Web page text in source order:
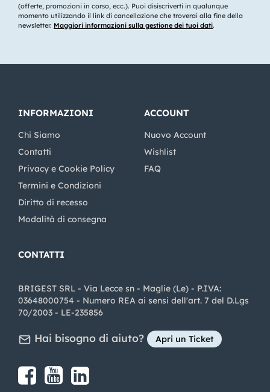
(offerte, promozioni in corso, ecc.). Puoi disiscriverti in qualunque
momento utilizzando il link di cancellazione che troverai alla fine della
newsletter. Maggiori informazioni sulla gestione dei tuoi dati.
INFORMAZIONI
Chi Siamo
Contatti
Privacy e Cookie Policy
Termini e Condizioni
Diritto di recesso
Modalità di consegna
ACCOUNT
Nuovo Account
Wishlist
FAQ
CONTATTI
BRIGEST SRL - Via Lecce sn - Maglie (Le) - P.IVA:
03648000754 - Numero REA ai sensi dell'art. 7 del D.Lgs
70/2003 - LE-235856
Hai bisogno di aiuto? Apri un Ticket
Share on Facebook
Share on youtube